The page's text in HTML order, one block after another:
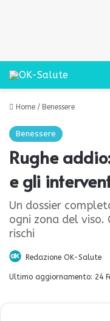
Home / Benessere
Benessere
Rughe
e gli
Un dossier
ogni zona del viso.
rischi
Redazione OK-Salute
Ultimo aggiornamento: 24